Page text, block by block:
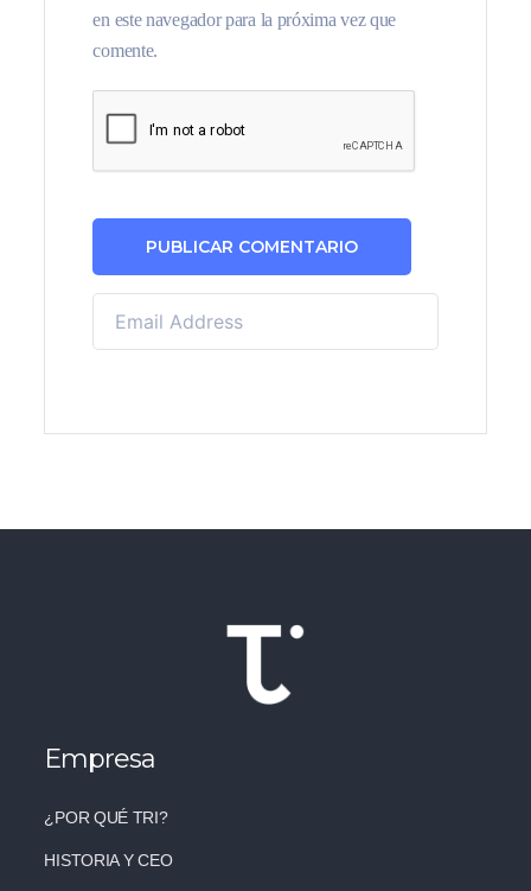
en este navegador para la próxima vez que
comente.
Empresa
¿POR QUÉ TRI?
HISTORIA Y CEO